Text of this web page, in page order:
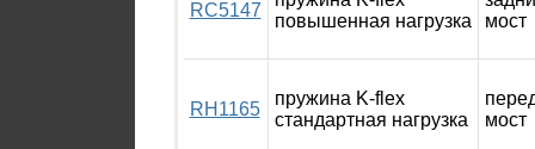
RC5147
повышенная нагрузка
мост
RH1165
пружина K-flex
стандартная нагрузка
мост